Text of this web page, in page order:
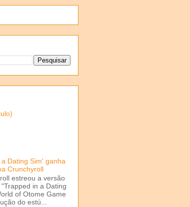
Dating Sim' ganha
Crunchyroll
estreou a versão
in a Dating
of Otome Game
do estú...